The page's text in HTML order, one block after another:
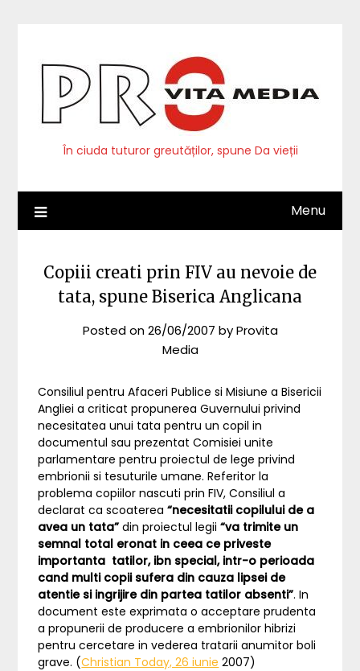
În ciuda tuturor greutăților, spune Da vieții
Menu
Copiii creati prin FIV au nevoie de
tata, spune Biserica Anglicana
Posted on26/06/2007 byProvita
Media
Consiliul pentru Afaceri Publice si Misiune a Bisericii
Angliei a criticat propunerea Guvernului privind
necesitatea unui tata pentru un copil in
documentul sau prezentat Comisiei unite
parlamentare pentru proiectul de lege privind
embrionii si tesuturile umane. Referitor la
problema copiilor nascuti prin FIV, Consiliul a
declarat ca scoaterea“necesitatii copilului de a
avea un tata” din proiectul legii“va trimite un
semnal total eronat in ceea ce priveste
importanta tatilor, ibn special, intr-o perioada
cand multi copii sufera din cauza lipsei de
atentie si ingrijire din partea tatilor absenti”. In
document este exprimata o acceptare prudenta
a propunerii de producere a embrionilor hibrizi
pentru cercetare in vederea tratarii anumitor boli
grave. (Christian Today, 26 iunie 2007)